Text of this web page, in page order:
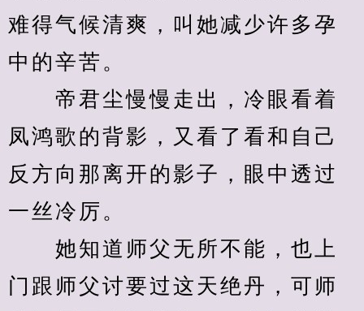
难得气候清爽，叫她减少许多孕
中的辛苦。
帝君尘慢慢走出，冷眼看着
凤鸿歌的背影，又看了看和自己
反方向那离开的影子，眼中透过
一丝冷厉。
她知道师父无所不能，也上
门跟师父讨要过这天绝丹，可师